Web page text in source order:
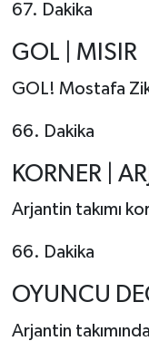
67. Dakika
GOL | MISIR
GOL! Mostafa
66. Dakika
KORNER |
Arjantin takımı
66. Dakika
OYUNCU
Arjantin